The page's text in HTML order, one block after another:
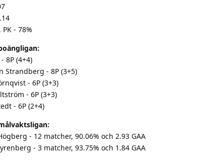
PK - 78%
8P (4+4)
Strandberg - 8P (3+5)
- 6P (3+3)
- 6P (3+3)
- 6P (2+4)
- 12 matcher, 90.06% och 2.93 GAA
- 3 matcher, 93.75% och 1.84 GAA